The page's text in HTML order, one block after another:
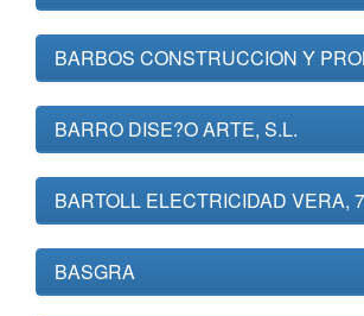
BARBOS CONSTRUCCION Y
BARRO DISE?O ARTE, S.L.
BARTOLL ELECTRICIDAD VERA,
BASGRA